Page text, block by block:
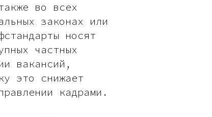
во всех
законах или
носят
частных
вакансий,
это снижает
кадрами.